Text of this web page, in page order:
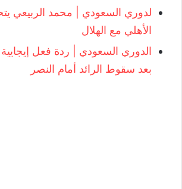
لدوري السعودي | محمد الربيعي
الأهلي مع الهلال
الدوري السعودي | ردة فعل
بعد سقوط الرائد أمام النصر